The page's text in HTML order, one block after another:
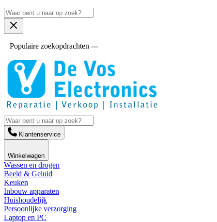
Populaire zoekopdrachten ---
Klantenservice
Winkelwagen
Wassen en drogen
Beeld & Geluid
Keuken
Inbouw apparaten
Huishoudelijk
Persoonlijke verzorging
Laptop en PC